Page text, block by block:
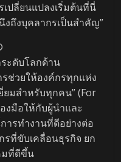
เปลี่ยนแปลงเริ่มต้นที่นี่
งถึงบุคลากรเป็นสำคัญ”
ะดับโลกด้าน
ช่วยให้องค์กรทุกแห่ง
ยมสำหรับทุกคน” (For
งมือให้กับผู้นำและ
ารทำงานที่ดีอย่างต่อ
รที่ขับเคลื่อนธุรกิจ ยก
มที่ดีขึ้น